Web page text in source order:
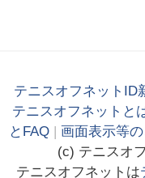
テニスオフネットID
テニスオフネットと
とFAQ | 画面表示等
(c) テニス オフ
テニスオフネットは